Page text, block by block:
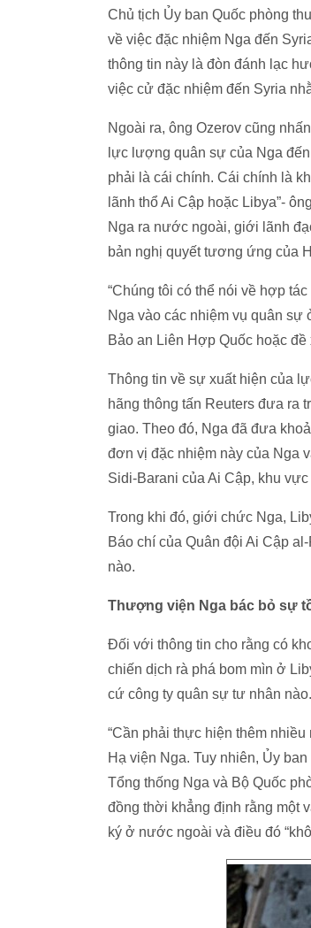
Chủ tịch Ủy ban Quốc phòng
về việc đặc nhiệm Nga đến
thông tin này là đòn đánh lạc
việc cử đặc nhiệm đến Syria
Ngoài ra, ông Ozerov cũng
lực lượng quân sự của Nga
phải là cái chính. Cái chính là
lãnh thổ Ai Cập hoặc Libya”-
Nga ra nước ngoài, giới lãnh
bản nghị quyết tương ứng của
“Chúng tôi có thể nói về hợp
Nga vào các nhiệm vụ quân
Bảo an Liên Hợp Quốc hoặc
Thông tin về sự xuất hiện của
hãng thông tấn Reuters đưa ra
giao. Theo đó, Nga đã đưa
đơn vị đặc nhiệm này của Nga
Sidi-Barani của Ai Cập, khu
Trong khi đó, giới chức Nga,
Báo chí của Quân đội Ai Cập
nào.
Thượng viện Nga bác bỏ sự
Đối với thông tin cho rằng có
chiến dịch rà phá bom mìn ở
cứ công ty quân sự tư nhân nào.
“Cần phải thực hiện thêm
Hạ viện Nga. Tuy nhiên, Ủy
Tổng thống Nga và Bộ Quốc
đồng thời khẳng định rằng một
ký ở nước ngoài và điều đó